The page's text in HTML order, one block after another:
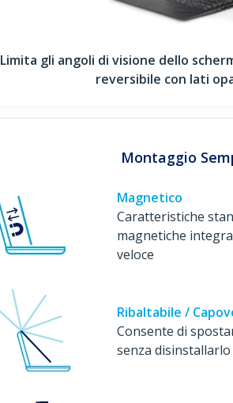
Limita gli angoli di visione dello
reversibile con lati
Montaggio
Magnetico
Caratteristiche
magnetiche
veloce
Ribaltabile /
Consente di
senza disinstallarlo